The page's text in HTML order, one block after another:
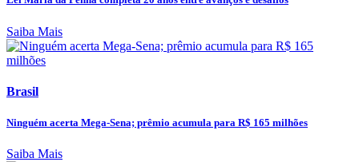
Saiba Mais
Brasil
Ninguém acerta Mega-Sena; prêmio acumula para R$ 165 milhões
Saiba Mais